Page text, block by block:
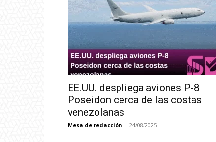
EE.UU. despliega aviones P-8
Poseidon cerca de las costas
venezolanas
Mesa de redacción - 24/08/2025